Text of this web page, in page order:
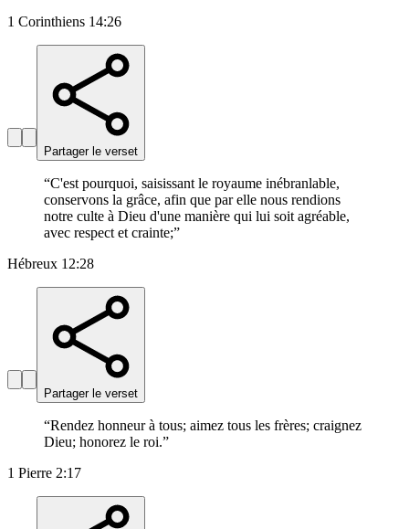
1 Corinthiens 14:26
Partager le verset
“C'est pourquoi, saisissant le royaume inébranlable,
conservons la grâce, afin que par elle nous rendions
notre culte à Dieu d'une manière qui lui soit agréable,
avec respect et crainte;”
Hébreux 12:28
Partager le verset
“Rendez honneur à tous; aimez tous les frères; craignez
Dieu; honorez le roi.”
1 Pierre 2:17